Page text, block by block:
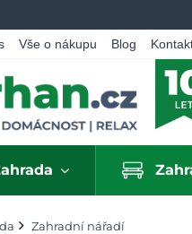
Vše o nákupu Blog
Zahradní nářadí